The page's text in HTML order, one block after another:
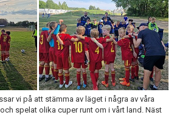
vi på att stämma av läget i några av våra
spelat olika cuper runt om i vårt land. Näst